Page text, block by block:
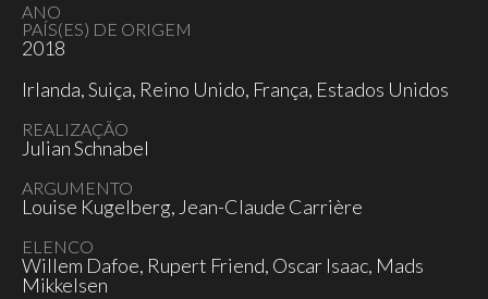
ANO
PAÍS(ES) DE ORIGEM
2018
Irlanda, Suiça, Reino Unido, França, Estados Unidos
REALIZAÇÃO
Julian Schnabel
ARGUMENTO
Louise Kugelberg, Jean-Claude Carrière
ELENCO
Willem Dafoe, Rupert Friend, Oscar Isaac, Mads
Mikkelsen